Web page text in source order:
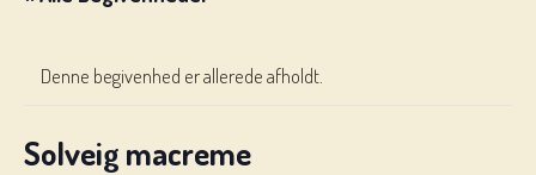
Denne begivenhed er allerede afholdt.
Solveig macreme